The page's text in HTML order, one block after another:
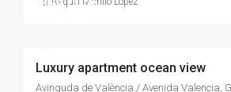
Luxury apartment ocean view